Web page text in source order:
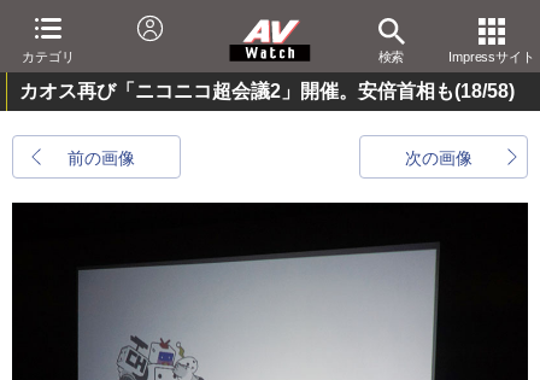
カテゴリ 検索 Impressサイト
カオス再び「ニコニコ超会議2」開催。安倍首相も(18/58)
前の画像 次の画像